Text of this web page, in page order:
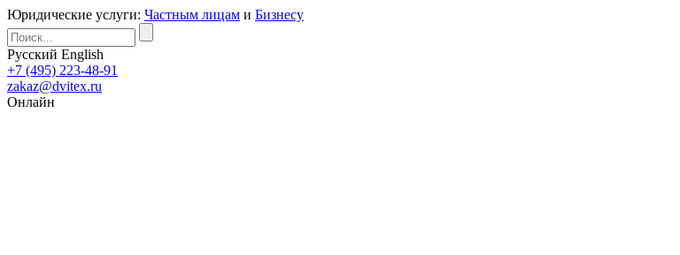
Юридические услуги: Частным лицам и Бизнесу
Русский English
+7 (495) 223-48-91
zakaz@dvitex.ru
Онлайн